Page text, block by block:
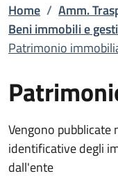
Home / Amm.
Beni immobili e
Patrimonio
Vengono
identificative degli
dall'ente